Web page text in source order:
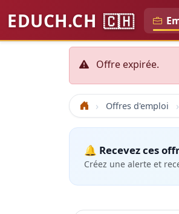
EDUCH.CH 🇨🇭
Offre expirée.
Accueil Offres d'emploi
🔔 Recevez ces
Créez une alerte et